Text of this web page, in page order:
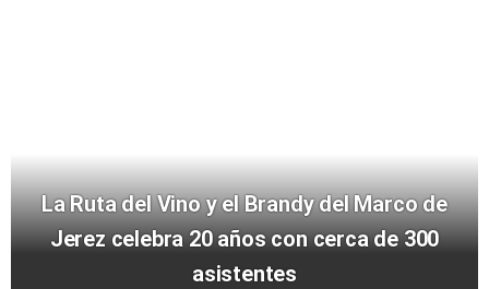
La Ruta del Vino y el Brandy del Marco de
Jerez celebra 20 años con cerca de 300
asistentes